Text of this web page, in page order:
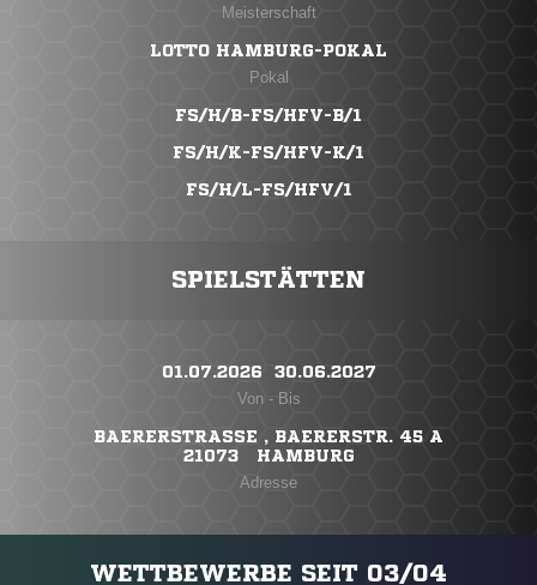
Meisterschaft
LOTTO HAMBURG-POKAL
Pokal
FS/H/B-FS/HFV-B/1
FS/H/K-FS/HFV-K/1
FS/H/L-FS/HFV/1
SPIELSTÄTTEN
01.07.2026 ​ 30.06.2027
Von - Bis
BAERERSTRASSE , BAERERSTR. 45 A
21073 HAMBURG
Adresse
WETTBEWERBE SEIT 03/04